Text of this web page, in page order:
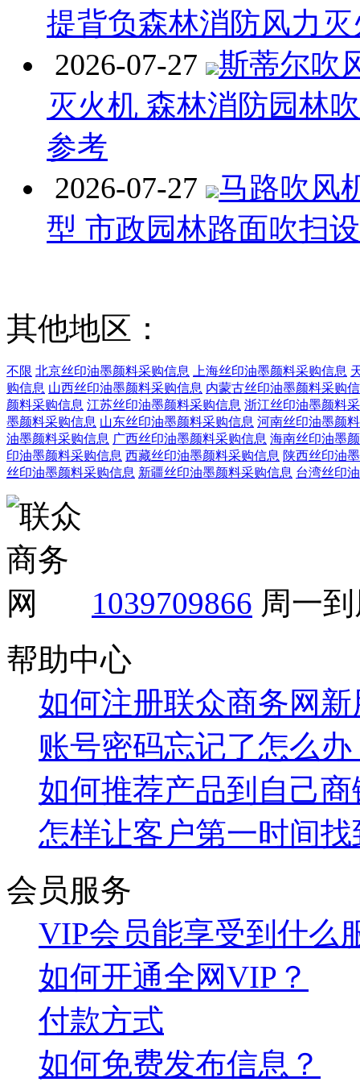
提背负森林消防风力
2026-07-27
斯蒂尔吹
灭火机 森林消防园林
参考
2026-07-27
马路吹风
型 市政园林路面吹扫
其他地区：
不限 北京丝印油墨颜料采购信息 上海丝印油墨颜料采购信息
购信息 山西丝印油墨颜料采购信息 内蒙古丝印油墨颜料采购
颜料采购信息 江苏丝印油墨颜料采购信息 浙江丝印油墨颜料
墨颜料采购信息 山东丝印油墨颜料采购信息 河南丝印油墨颜
油墨颜料采购信息 广西丝印油墨颜料采购信息 海南丝印油墨
印油墨颜料采购信息 西藏丝印油墨颜料采购信息 陕西丝印油
丝印油墨颜料采购信息 新疆丝印油墨颜料采购信息 台湾丝印
1039709866 周一
帮助中心
如何注册联众商务网
账号密码忘记了怎么办
如何推荐产品到自己
怎样让客户第一时间
会员服务
VIP会员能享受到什么
如何开通全网VIP？
付款方式
如何免费发布信息？